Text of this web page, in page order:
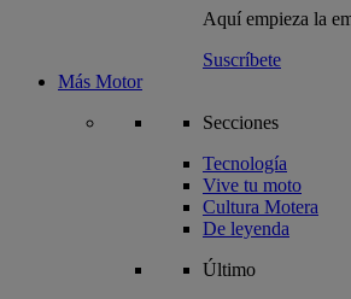
Aquí empieza la
Suscríbete
Más Motor
Secciones
Tecnología
Vive tu moto
Cultura Motera
De leyenda
Último